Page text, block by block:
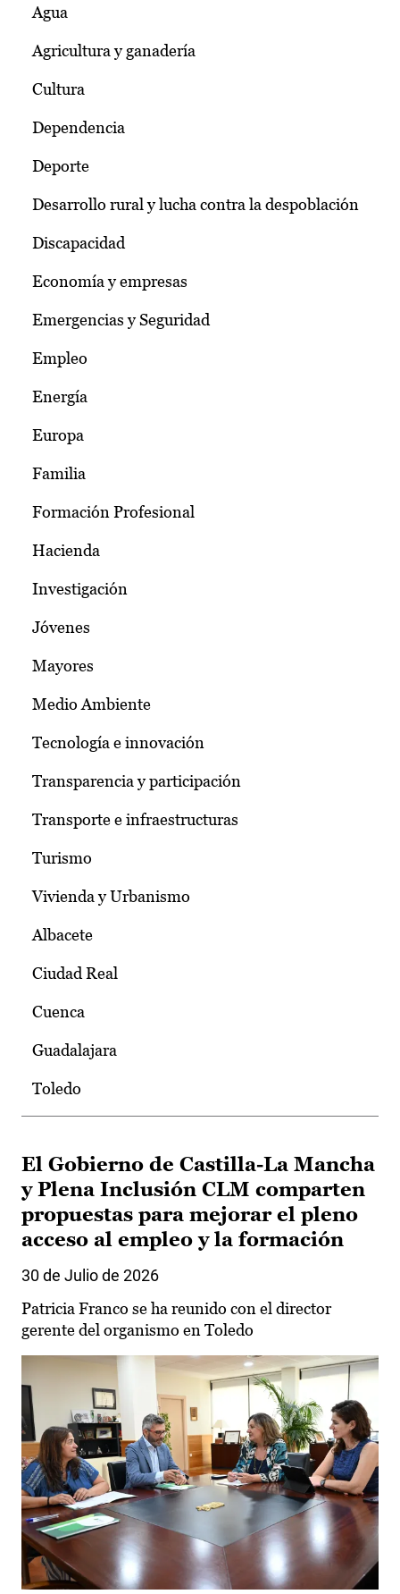
Agua
Agricultura y ganadería
Cultura
Dependencia
Deporte
Desarrollo rural y lucha contra la despoblación
Discapacidad
Economía y empresas
Emergencias y Seguridad
Empleo
Energía
Europa
Familia
Formación Profesional
Hacienda
Investigación
Jóvenes
Mayores
Medio Ambiente
Tecnología e innovación
Transparencia y participación
Transporte e infraestructuras
Turismo
Vivienda y Urbanismo
Albacete
Ciudad Real
Cuenca
Guadalajara
Toledo
El Gobierno de Castilla-La Mancha
y Plena Inclusión CLM comparten
propuestas para mejorar el pleno
acceso al empleo y la formación
30 de Julio de 2026
Patricia Franco se ha reunido con el director
gerente del organismo en Toledo